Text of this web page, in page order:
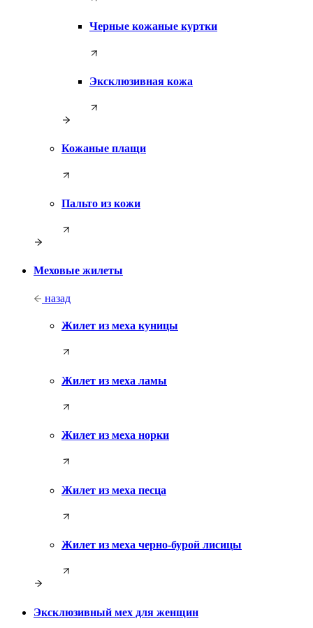
Черные кожаные куртки
Эксклюзивная кожа
Кожаные плащи
Пальто из кожи
Меховые жилеты
назад
Жилет из меха куницы
Жилет из меха ламы
Жилет из меха норки
Жилет из меха песца
Жилет из меха черно-бурой лисицы
Эксклюзивный мех для женщин